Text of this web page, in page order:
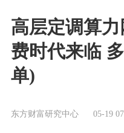
高层定调算
费时代来临
单)
东方财富研究中心 05-19